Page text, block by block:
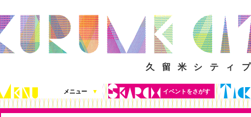
久留米シティ
メニュー ▼
久留米シティプラザとは
施設案内（360度パノラマビュー）
アクセス
施設を借りる
（図面、資料、書類ダウンロード）
施設写真使用・撮影の届出
チケット発売情報
これまでの取組
シティプラザ応援プロジェクト
お知らせ
イベントをさがす